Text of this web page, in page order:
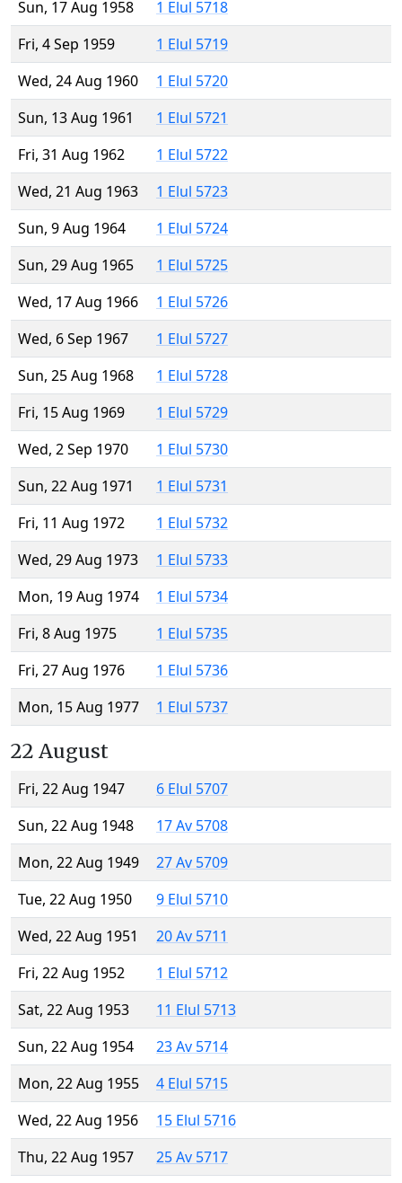
Sun, 17 Aug 1958
1 Elul 5718
Fri, 4 Sep 1959
1 Elul 5719
Wed, 24 Aug 1960
1 Elul 5720
Sun, 13 Aug 1961
1 Elul 5721
Fri, 31 Aug 1962
1 Elul 5722
Wed, 21 Aug 1963
1 Elul 5723
Sun, 9 Aug 1964
1 Elul 5724
Sun, 29 Aug 1965
1 Elul 5725
Wed, 17 Aug 1966
1 Elul 5726
Wed, 6 Sep 1967
1 Elul 5727
Sun, 25 Aug 1968
1 Elul 5728
Fri, 15 Aug 1969
1 Elul 5729
Wed, 2 Sep 1970
1 Elul 5730
Sun, 22 Aug 1971
1 Elul 5731
Fri, 11 Aug 1972
1 Elul 5732
Wed, 29 Aug 1973
1 Elul 5733
Mon, 19 Aug 1974
1 Elul 5734
Fri, 8 Aug 1975
1 Elul 5735
Fri, 27 Aug 1976
1 Elul 5736
Mon, 15 Aug 1977
1 Elul 5737
22 August
Fri, 22 Aug 1947
6 Elul 5707
Sun, 22 Aug 1948
17 Av 5708
Mon, 22 Aug 1949
27 Av 5709
Tue, 22 Aug 1950
9 Elul 5710
Wed, 22 Aug 1951
20 Av 5711
Fri, 22 Aug 1952
1 Elul 5712
Sat, 22 Aug 1953
11 Elul 5713
Sun, 22 Aug 1954
23 Av 5714
Mon, 22 Aug 1955
4 Elul 5715
Wed, 22 Aug 1956
15 Elul 5716
Thu, 22 Aug 1957
25 Av 5717